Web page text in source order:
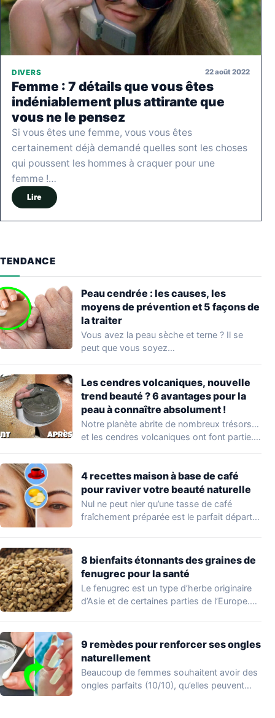
DIVERS 22 août 2022
Femme : 7 détails que vous êtes
indéniablement plus attirante que
vous ne le pensez
Si vous êtes une femme, vous vous êtes
certainement déjà demandé quelles sont les choses
qui poussent les hommes à craquer pour une
femme !…
Lire
TENDANCE
Peau cendrée : les causes, les
moyens de prévention et 5 façons de
la traiter
Vous avez la peau sèche et terne ? Il se
peut que vous soyez…
Les cendres volcaniques, nouvelle
trend beauté ? 6 avantages pour la
peau à connaître absolument !
Notre planète abrite de nombreux trésors…
et les cendres volcaniques ont font partie.
4 recettes maison à base de café
pour raviver votre beauté naturelle
Nul ne peut nier qu’une tasse de café
fraîchement préparée est le parfait départ…
8 bienfaits étonnants des graines de
fenugrec pour la santé
Le fenugrec est un type d’herbe originaire
d’Asie et de certaines parties de l’Europe.…
9 remèdes pour renforcer ses ongles
naturellement
Beaucoup de femmes souhaitent avoir des
ongles parfaits (10/10), qu’elles peuvent